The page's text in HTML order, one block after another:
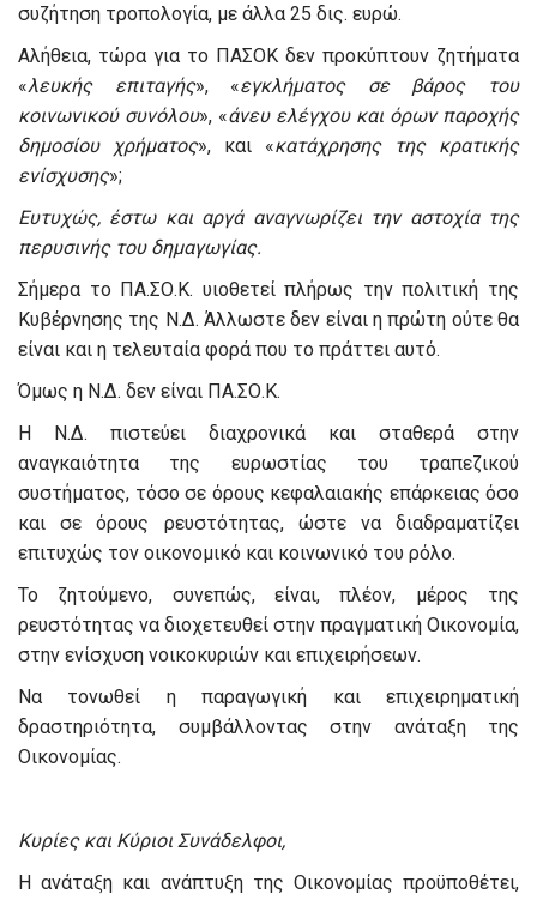
συζήτηση τροπολογία, με άλλα 25 δις. ευρώ.
Αλήθεια, τώρα για το ΠΑΣΟΚ δεν προκύπτουν ζητήματα
«λευκής επιταγής», «εγκλήματος σε βάρος του
κοινωνικού συνόλου», «άνευ ελέγχου και όρων παροχής
δημοσίου χρήματος», και «κατάχρησης της κρατικής
ενίσχυσης»;
Ευτυχώς, έστω και αργά αναγνωρίζει την αστοχία της
περυσινής του δημαγωγίας.
Σήμερα το ΠΑ.ΣΟ.Κ. υιοθετεί πλήρως την πολιτική της
Κυβέρνησης της Ν.Δ. Άλλωστε δεν είναι η πρώτη ούτε θα
είναι και η τελευταία φορά που το πράττει αυτό.
Όμως η Ν.Δ. δεν είναι ΠΑ.ΣΟ.Κ.
Η Ν.Δ. πιστεύει διαχρονικά και σταθερά στην
αναγκαιότητα της ευρωστίας του τραπεζικού
συστήματος, τόσο σε όρους κεφαλαιακής επάρκειας όσο
και σε όρους ρευστότητας, ώστε να διαδραματίζει
επιτυχώς τον οικονομικό και κοινωνικό του ρόλο.
Το ζητούμενο, συνεπώς, είναι, πλέον, μέρος της
ρευστότητας να διοχετευθεί στην πραγματική Οικονομία,
στην ενίσχυση νοικοκυριών και επιχειρήσεων.
Να τονωθεί η παραγωγική και επιχειρηματική
δραστηριότητα, συμβάλλοντας στην ανάταξη της
Οικονομίας.
Κυρίες και Κύριοι Συνάδελφοι,
Η ανάταξη και ανάπτυξη της Οικονομίας προϋποθέτει,